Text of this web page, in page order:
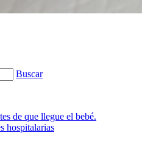
Buscar
de que llegue el bebé.
hospitalarias